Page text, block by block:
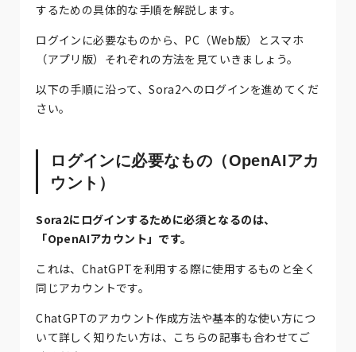
するための具体的な手順を解説します。
ログインに必要なものから、PC（Web版）とスマホ
（アプリ版）それぞれの方法を見ていきましょう。
以下の手順に沿って、Sora2へのログインを進めてくだ
さい。
ログインに必要なもの（OpenAIアカ
ウント）
Sora2にログインするために必須となるのは、
「OpenAIアカウント」です。
これは、ChatGPTを利用する際に使用するものと全く
同じアカウントです。
ChatGPTのアカウント作成方法や基本的な使い方につ
いて詳しく知りたい方は、こちらの記事も合わせてご